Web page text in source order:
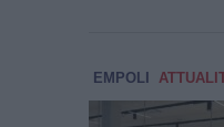
EMPOLI